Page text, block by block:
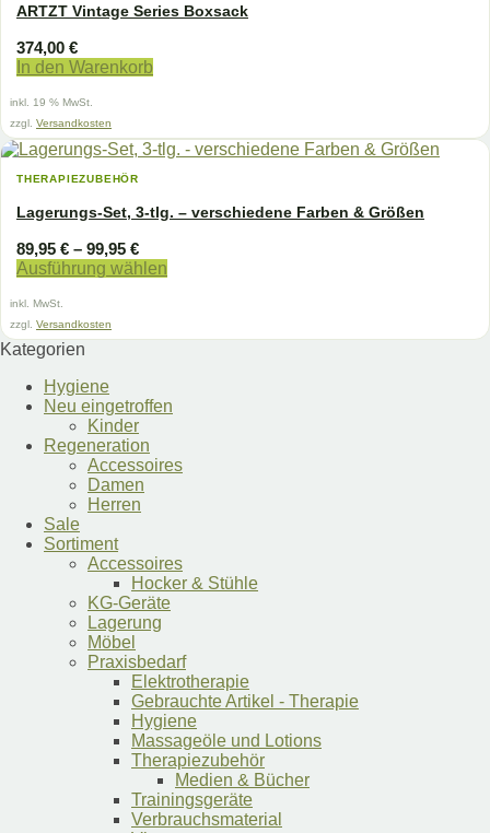
ARTZT Vintage Series Boxsack
374,00 €
In den Warenkorb
inkl. 19 % MwSt.
zzgl. Versandkosten
THERAPIEZUBEHÖR
Lagerungs-Set, 3-tlg. – verschiedene Farben & Größen
89,95 € – 99,95 €
Ausführung wählen
Produkt
weist
mehrere
auf.
Die
Optionen
können
Produktseite
gewählt
werden
inkl. MwSt.
zzgl. Versandkosten
Kategorien
Hygiene
Neu eingetroffen
Kinder
Regeneration
Accessoires
Damen
Herren
Sale
Sortiment
Accessoires
Hocker & Stühle
KG-Geräte
Lagerung
Möbel
Praxisbedarf
Elektrotherapie
Gebrauchte Artikel - Therapie
Hygiene
Massageöle und Lotions
Therapiezubehör
Medien & Bücher
Trainingsgeräte
Verbrauchsmaterial